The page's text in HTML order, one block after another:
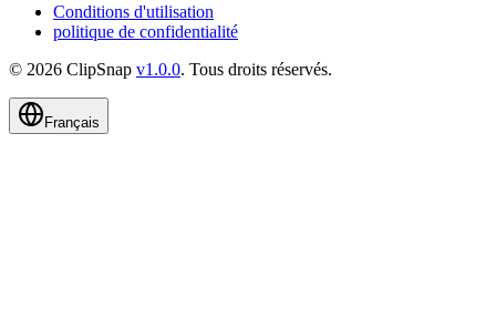
Conditions d'utilisation
politique de confidentialité
© 2026 ClipSnap v1.0.0. Tous droits réservés.
Français